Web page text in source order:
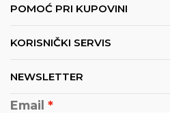
POMOĆ PRI KUPOVINI
KORISNIČKI SERVIS
NEWSLETTER
Email